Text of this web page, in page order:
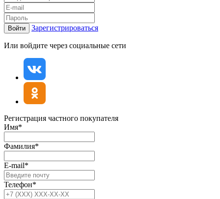
Войти Зарегистрироваться
Или войдите через социальные сети
Регистрация частного покупателя
Имя*
Фамилия*
E-mail*
Телефон*